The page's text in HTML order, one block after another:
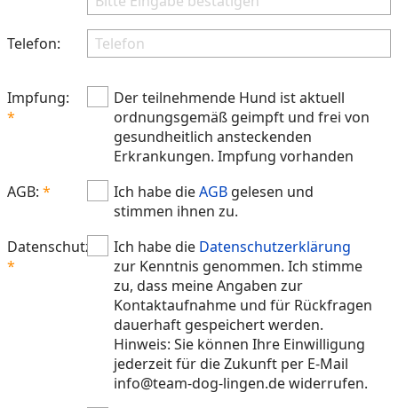
Telefon:
Impfung:
Der teilnehmende Hund ist aktuell
ordnungsgemäß geimpft und frei von
gesundheitlich ansteckenden
Erkrankungen. Impfung vorhanden
AGB:
Ich habe dieAGB gelesen und
stimmen ihnen zu.
Datenschutz:
Ich habe die Datenschutzerklärung
zur Kenntnis genommen. Ich stimme
zu, dass meine Angaben zur
Kontaktaufnahme und für Rückfragen
dauerhaft gespeichert werden.
Hinweis: Sie können Ihre Einwilligung
jederzeit für die Zukunft per E-Mail
info@team-dog-lingen.de widerrufen.